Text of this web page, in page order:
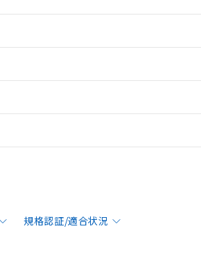
規格認証/適合状況